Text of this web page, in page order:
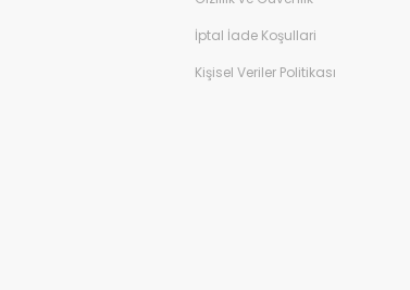
İptal İade Koşullari
Kişisel Veriler Politikası